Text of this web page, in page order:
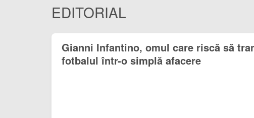
EDITORIAL
Gianni Infantino, omul care riscă să
fotbalul într-o simplă afacere